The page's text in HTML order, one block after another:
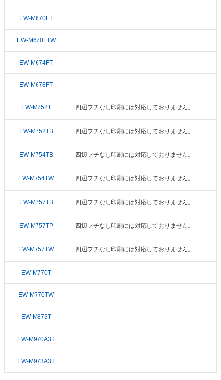
EW-M670FT
EW-M670FTW
EW-M674FT
EW-M678FT
EW-M752T 四辺フチなし印刷には対応しておりません。
EW-M752TB 四辺フチなし印刷には対応しておりません。
EW-M754TB 四辺フチなし印刷には対応しておりません。
EW-M754TW 四辺フチなし印刷には対応しておりません。
EW-M757TB 四辺フチなし印刷には対応しておりません。
EW-M757TP 四辺フチなし印刷には対応しておりません。
EW-M757TW 四辺フチなし印刷には対応しておりません。
EW-M770T
EW-M770TW
EW-M873T
EW-M970A3T
EW-M973A3T